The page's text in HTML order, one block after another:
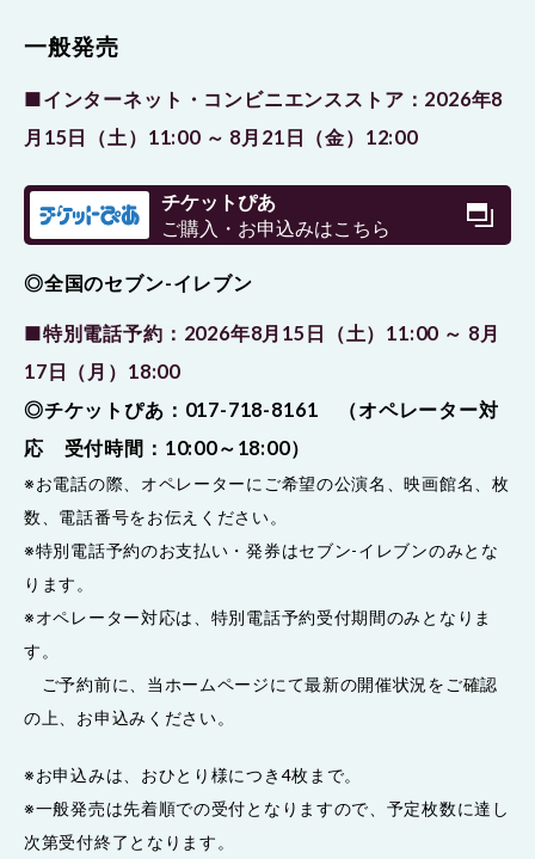
一般発売
■インターネット・コンビニエンスストア：2026年8
月15日（土）11:00 ～ 8月21日（金）12:00
チケットぴあ
ご購入・お申込みはこちら
◎全国のセブン-イレブン
■特別電話予約：2026年8月15日（土）11:00 ～ 8月
17日（月）18:00
◎チケットぴあ：017-718-8161 （オペレーター対
応 受付時間：10:00～18:00）
※お電話の際、オペレーターにご希望の公演名、映画館名、枚
数、電話番号をお伝えください。
※特別電話予約のお支払い・発券はセブン-イレブンのみとな
ります。
※オペレーター対応は、特別電話予約受付期間のみとなりま
す。
ご予約前に、当ホームページにて最新の開催状況をご確認
の上、お申込みください。
※お申込みは、おひとり様につき4枚まで。
※一般発売は先着順での受付となりますので、予定枚数に達し
次第受付終了となります。